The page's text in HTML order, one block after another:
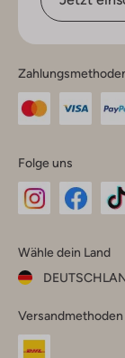
Folge uns
Instagram
Wähle dein Land
dein
Land
Versandmethoden